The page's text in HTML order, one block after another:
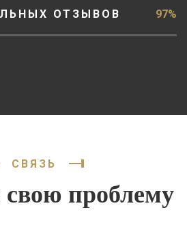
ОТЗЫВОВ 97%
СВЯЗЬ
проблему